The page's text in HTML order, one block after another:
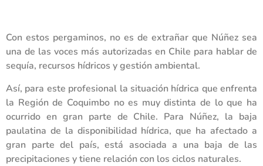
Con estos pergaminos, no es de extrañar que Núñez sea
una de las voces más autorizadas en Chile para hablar de
sequía, recursos hídricos y gestión ambiental.
Así, para este profesional la situación hídrica que enfrenta
la Región de Coquimbo no es muy distinta de lo que ha
ocurrido en gran parte de Chile. Para Núñez, la baja
paulatina de la disponibilidad hídrica, que ha afectado a
gran parte del país, está asociada a una baja de las
precipitaciones y tiene relación con los ciclos naturales.